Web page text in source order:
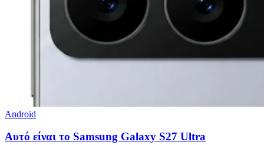
Android
Αυτό είναι το Samsung Galaxy S27 Ultra